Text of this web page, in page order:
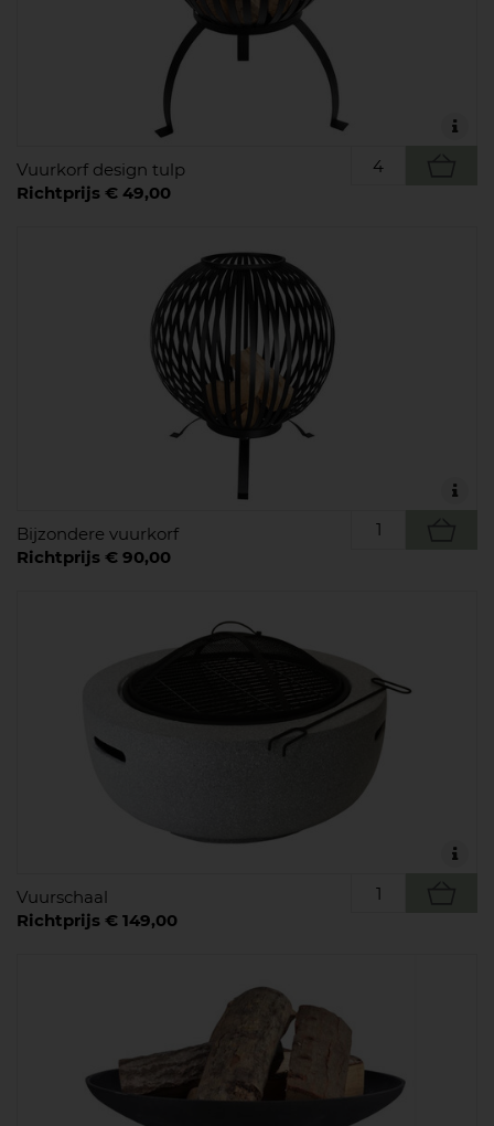
Vuurkorf design tulp
Richtprijs € 49,00
Bijzondere vuurkorf
Richtprijs € 90,00
Vuurschaal
Richtprijs € 149,00